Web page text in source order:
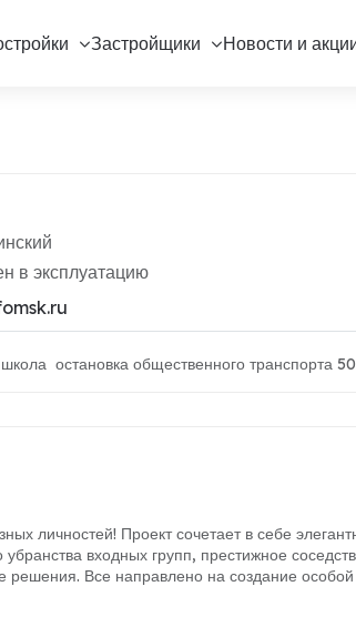
Застройщики Новости и
в эксплуатацию
остановка общественного транспорта
личностей! Проект сочетает в себе
входных групп, престижное
Все направлено на создание особой